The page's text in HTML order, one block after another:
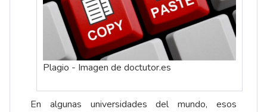
Plagio - Imagen de doctutor.es
En algunas universidades del mundo, esos